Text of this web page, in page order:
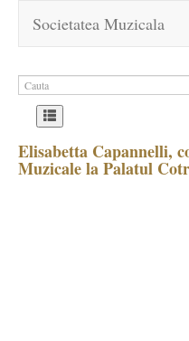
Societatea Muzicala
Elisabetta Capannelli,
Muzicale la Palatul